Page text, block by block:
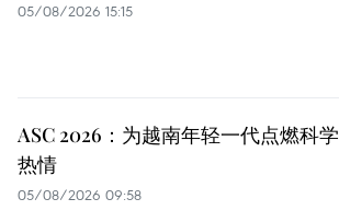
05/08/2026 15:15
ASC 2026：为越南年轻一代点燃科学
热情
05/08/2026 09:58